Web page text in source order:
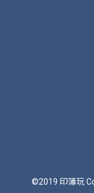
©2019 印簿玩